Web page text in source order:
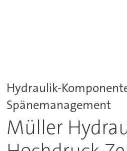
Hydraulik-
Spänemanagement
Müller